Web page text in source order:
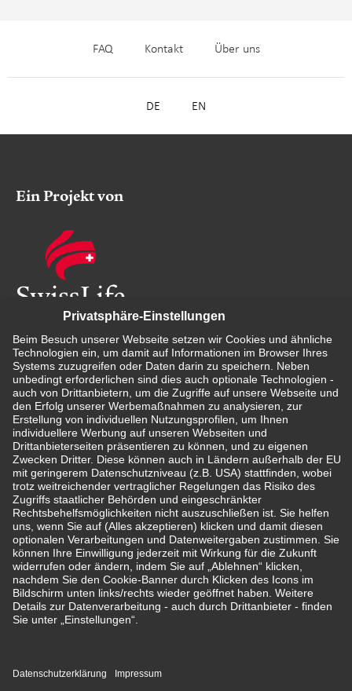
DE EN
FAQ Kontakt Über uns
Ein Projekt von
Adresse
Swiss Life Kapitalverwaltungsgesellschaft mbH
Darmstädter Landstraße 125
60598 Frankfurt
Rechtliche Hinweise
Datenschutzerklärung